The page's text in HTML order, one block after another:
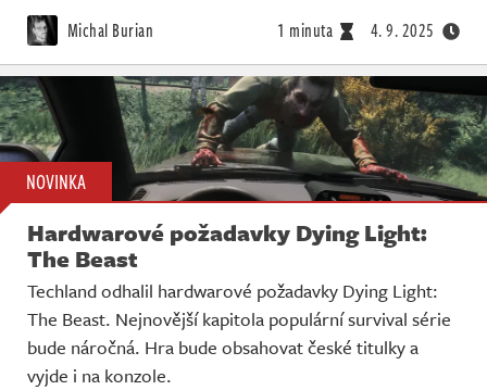
Michal Burian 1 minuta 4. 9. 2025
NOVINKA
Hardwarové požadavky Dying Light:
The Beast
Techland odhalil hardwarové požadavky Dying Light:
The Beast. Nejnovější kapitola populární survival série
bude náročná. Hra bude obsahovat české titulky a
vyjde i na konzole.